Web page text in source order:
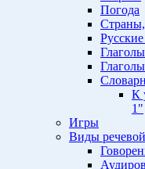
Погода
К
1"
Игры
Виды речевой